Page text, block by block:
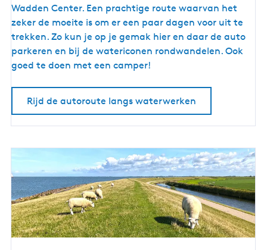
u
t
e
l
a
t
r
w
e
r
k
Wadden Center. Een prachtige route waarvan het
zeker de moeite is om er een paar dagen voor uit te
trekken. Zo kun je op je gemak hier en daar de auto
parkeren en bij de watericonen rondwandelen. Ook
goed te doen met een camper!
Rijd de autoroute langs waterwerken